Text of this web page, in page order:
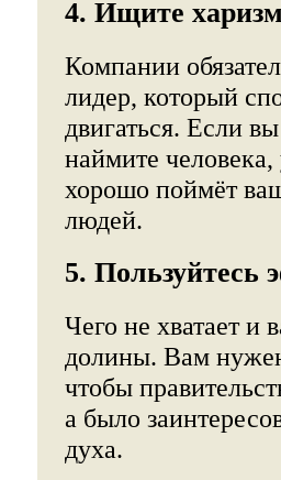
4. Ищите
Компании
лидер, который
двигаться. Если
наймите
хорошо поймёт
людей.
5. Пользуйтесь
Чего не хватает и
долины. Вам
чтобы
а было
духа.